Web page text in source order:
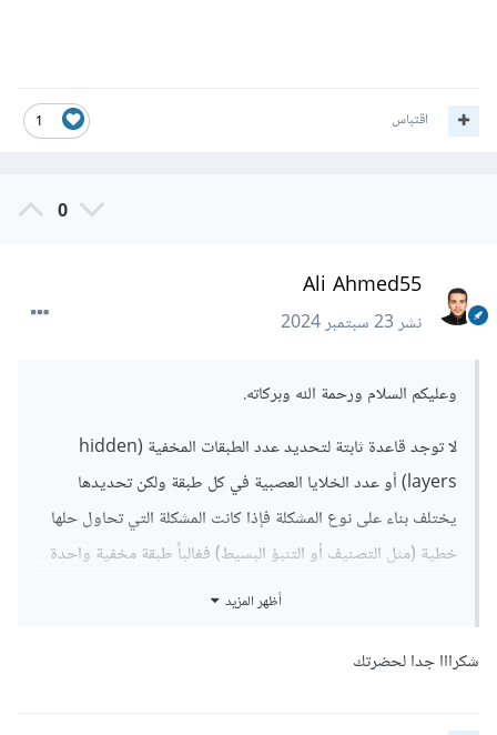
1 اقتباس
0
Ali Ahmed55
نشر23 سبتمبر 2024
وعليكم السلام ورحمة الله وبركاته.
لا توجد قاعدة ثابتة لتحديد عدد الطبقات المخفية (hidden
layers) أو عدد الخلايا العصبية في كل طبقة ولكن تحديدها
يختلف بناء على نوع المشكلة فإذا كانت المشكلة التي تحاول حلها
خطية (مثل التصنيف أو التنبؤ البسيط) فغالباً طبقة مخفية واحدة
تكفي أما إذا كانت المشكلة معقدة مثل معالجة الصور أو اللغة
أظهر المزيد
شكرااا جدا لحضرتك